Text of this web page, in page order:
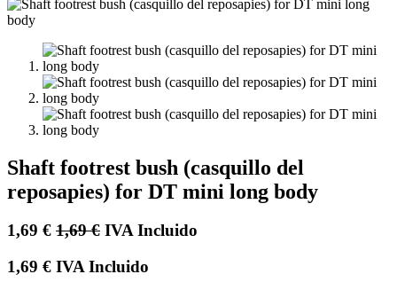
Shaft footrest bush (casquillo del
reposapies) for DT mini long body
1,69 € 1,69€ IVA Incluido
1,69 € IVA Incluido